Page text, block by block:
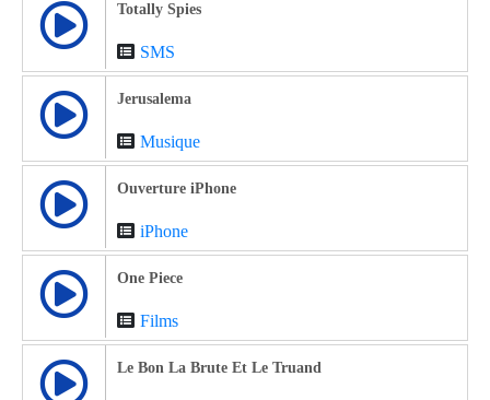
Totally Spies
SMS
Jerusalema
Musique
Ouverture iPhone
iPhone
One Piece
Films
Le Bon La Brute Et Le Truand